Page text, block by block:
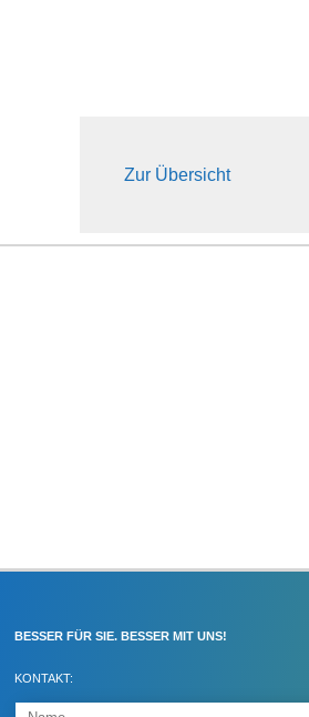
Zur Übersicht
BESSER FÜR SIE. BESSER MIT UNS!
KONTAKT: